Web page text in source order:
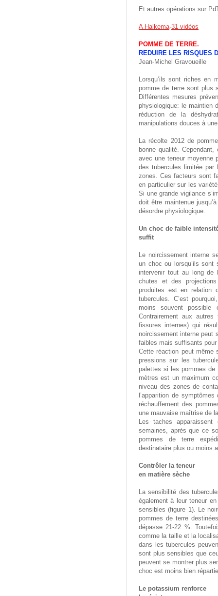
Et autres opérations sur
A Halkema·31 vidéos
POMME DE TERRE.
REDUIRE LES RISQUES
Jean-Michel Gravoueille
Lorsqu’ils sont riches en
pomme de terre sont plus
Différentes mesures
physiologique: le maintien
réduction de la
manipulations douces à
La récolte 2012 de
bonne qualité.
avec une teneur moyenne
des tubercules limitée
zones. Ces facteurs sont
en particulier sur les
Si une grande vigilance
doit être maintenue
désordre physiologique.
Un choc de faible
suffit
Le noircissement interne
un choc ou lorsqu’ils sont
intervenir tout au long de
chutes et des
produites est en relation
tubercules. C’est
moins souvent
Contrairement aux autres
fissures internes) qui
noircissement interne peut
faibles mais suffisants
Cette réaction peut même
pressions sur les
palettes si les pommes de
mètres est un maximum
niveau des zones de
l’apparition de
réchauffement des
une mauvaise maîtrise de
Les taches
semaines, après que ce
pommes de terre
destinataire plus ou moins
Contrôler la teneur
en matière sèche
La sensibilité des
également à leur teneur
sensibles (figure 1). Le
pommes de terre
dépasse 21-22 %.
comme la taille et la
dans les tubercules
sont plus sensibles que
peuvent se montrer plus
choc est moins bien
Le potassium renforce